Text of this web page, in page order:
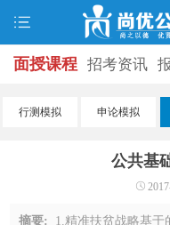
面授课程 招考资讯
口 打准考证 成绩查询
学
服务信息
行测模拟 申论模拟
公共基
摘要: 1.精准扶贫战略基于